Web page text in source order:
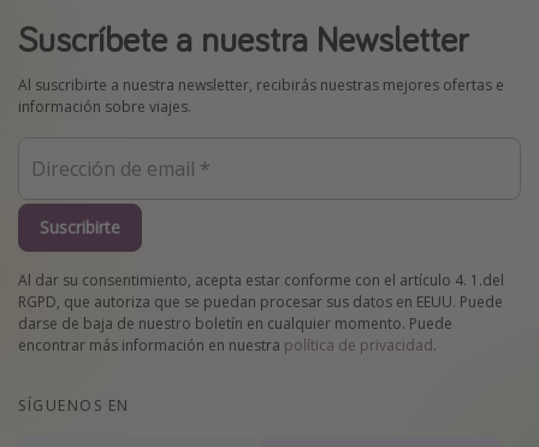
Suscríbete a nuestra Newsletter
Al suscribirte a nuestra newsletter, recibirás nuestras mejores ofertas e
información sobre viajes.
Suscribirte
Al dar su consentimiento, acepta estar conforme con el artículo 4. 1.del
RGPD, que autoriza que se puedan procesar sus datos en EEUU. Puede
darse de baja de nuestro boletín en cualquier momento. Puede
encontrar más información en nuestra política de privacidad.
SÍGUENOS EN